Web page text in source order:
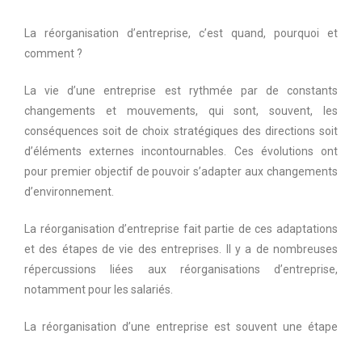
La réorganisation d’entreprise, c’est quand, pourquoi et
comment ?
La vie d’une entreprise est rythmée par de constants
changements et mouvements, qui sont, souvent, les
conséquences soit de choix stratégiques des directions soit
d’éléments externes incontournables. Ces évolutions ont
pour premier objectif de pouvoir s’adapter aux changements
d’environnement.
La réorganisation d’entreprise fait partie de ces adaptations
et des étapes de vie des entreprises. Il y a de nombreuses
répercussions liées aux réorganisations d’entreprise,
notamment pour les salariés.
La réorganisation d’une entreprise est souvent une étape